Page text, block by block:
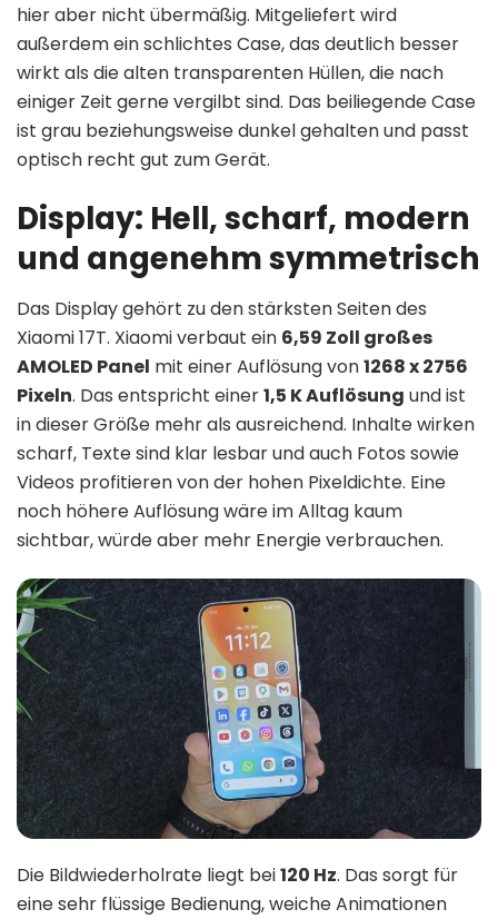
hier aber nicht übermäßig. Mitgeliefert wird
außerdem ein schlichtes Case, das deutlich besser
wirkt als die alten transparenten Hüllen, die nach
einiger Zeit gerne vergilbt sind. Das beiliegende Case
ist grau beziehungsweise dunkel gehalten und passt
optisch recht gut zum Gerät.
Display: Hell, scharf, modern
und angenehm symmetrisch
Das Display gehört zu den stärksten Seiten des
Xiaomi 17T. Xiaomi verbaut ein 6,59 Zoll großes
AMOLED Panel mit einer Auflösung von1268 x 2756
Pixeln. Das entspricht einer1,5 K Auflösung und ist
in dieser Größe mehr als ausreichend. Inhalte wirken
scharf, Texte sind klar lesbar und auch Fotos sowie
Videos profitieren von der hohen Pixeldichte. Eine
noch höhere Auflösung wäre im Alltag kaum
sichtbar, würde aber mehr Energie verbrauchen.
Die Bildwiederholrate liegt bei120 Hz. Das sorgt für
eine sehr flüssige Bedienung, weiche Animationen